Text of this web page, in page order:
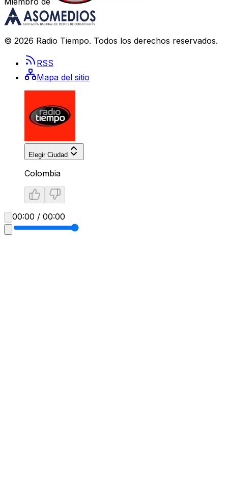
© 2026 Radio Tiempo. Todos los derechos reservados.
RSS
Mapa del sitio
Elegir Ciudad
Colombia
00:00 / 00:00